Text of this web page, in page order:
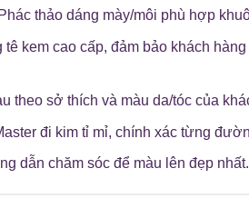
Phác thảo dáng mày/môi phù hợp
tê kem cao cấp, đảm bảo khách
theo sở thích và màu da/tóc của
đi kim tỉ mỉ, chính xác từng
dẫn chăm sóc để màu lên đẹp nhất.